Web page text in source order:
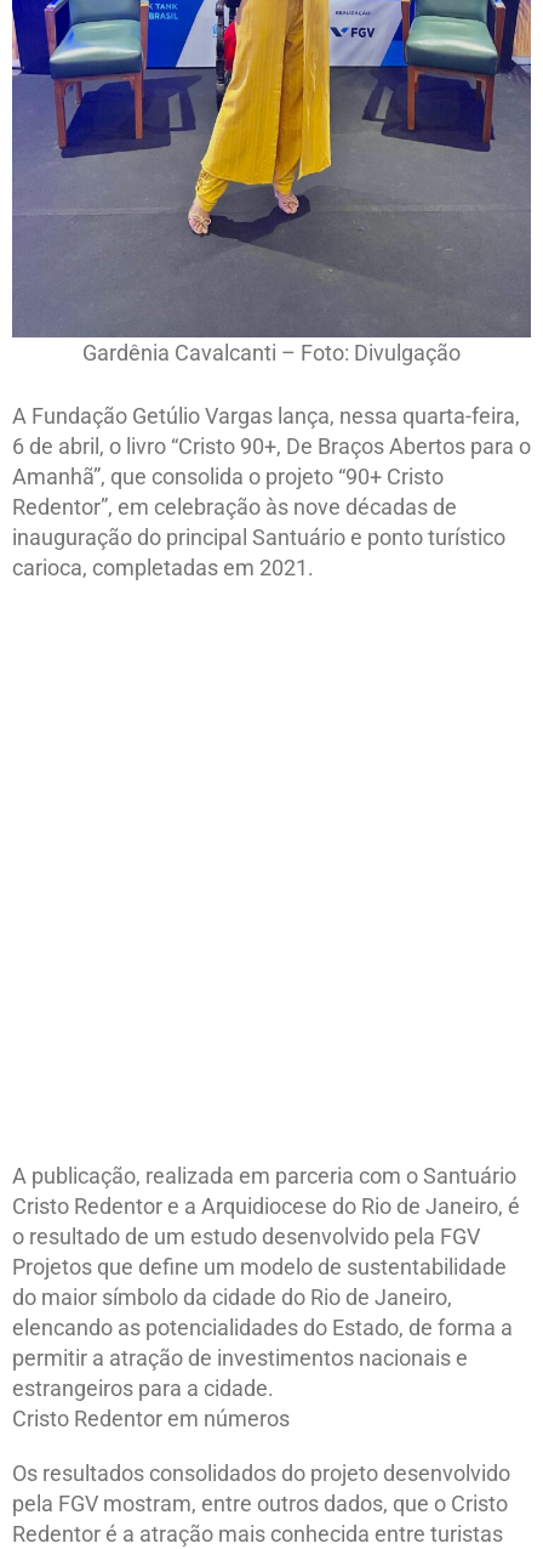
Gardênia Cavalcanti – Foto: Divulgação
A Fundação Getúlio Vargas lança, nessa quarta-feira,
6 de abril, o livro “Cristo 90+, De Braços Abertos para o
Amanhã”, que consolida o projeto “90+ Cristo
Redentor”, em celebração às nove décadas de
inauguração do principal Santuário e ponto turístico
carioca, completadas em 2021.
A publicação, realizada em parceria com o Santuário
Cristo Redentor e a Arquidiocese do Rio de Janeiro, é
o resultado de um estudo desenvolvido pela FGV
Projetos que define um modelo de sustentabilidade
do maior símbolo da cidade do Rio de Janeiro,
elencando as potencialidades do Estado, de forma a
permitir a atração de investimentos nacionais e
estrangeiros para a cidade.
Cristo Redentor em números
Os resultados consolidados do projeto desenvolvido
pela FGV mostram, entre outros dados, que o Cristo
Redentor é a atração mais conhecida entre turistas